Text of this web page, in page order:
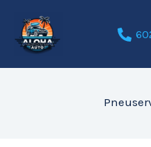
obsah